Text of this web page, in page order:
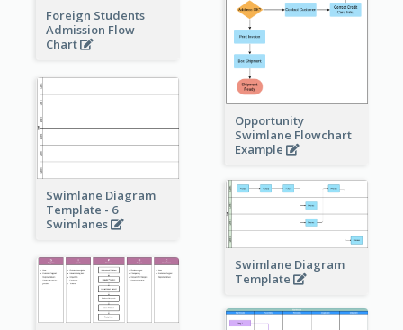
Foreign Students
Admission Flow
Chart
Opportunity
Swimlane Flowchart
Example
Swimlane Diagram
Template - 6
Swimlanes
Swimlane Diagram
Template